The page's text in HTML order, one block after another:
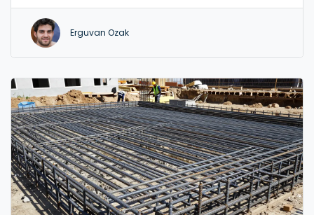
Erguvan Ozak